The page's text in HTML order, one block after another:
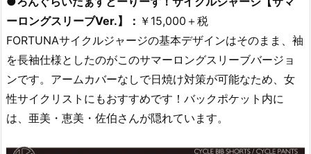
ーロングスリーブVer.】： ￥15,000＋税
FORTUNAサイクルジャージの基本デザインはそのまま、袖
を長袖仕様としたのがこのサマーロングスリーブバージョ
ンです。アームカバーなしで日焼け対策が可能なため、女
性サイクリストにもおすすめです！バックポケット内に
は、亜美・恵美・佐伯さんが隠れています。